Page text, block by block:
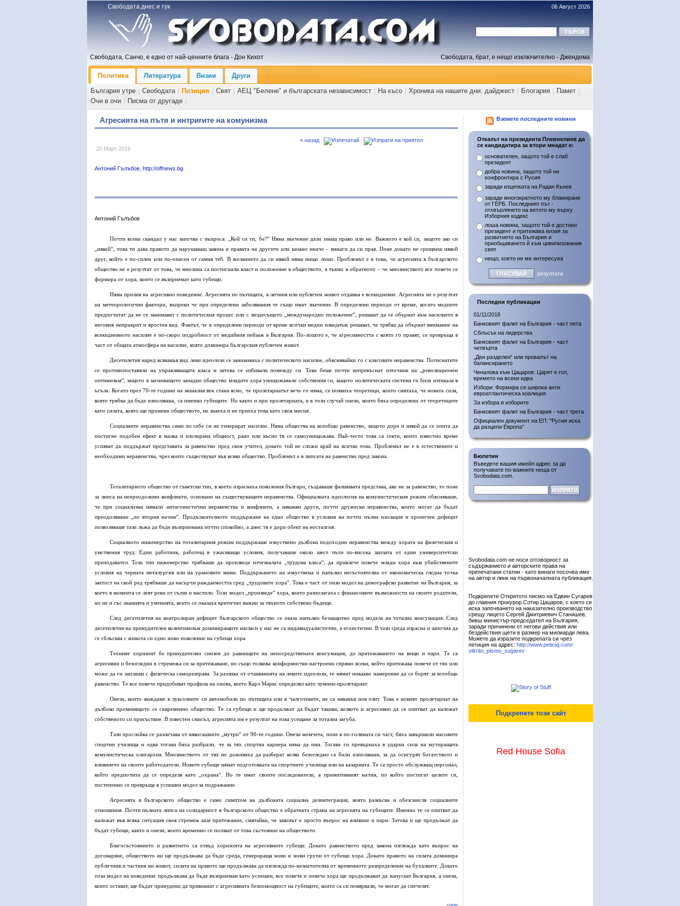
Свободата днес и тук 06 Август 2026
Свободата, Санчо, е едно от най-ценните блага - Дон Кихот Свободата, брат, е нещо изключително - Джендема
Политика Литература Визии
Други
България утре
Свободата Позиция Свят АЕЦ "Белене" и българската независимост На късо Хроника на нашите дни: дайджест Блогария Памет
Очи в очи
Писма от другаде
Агресията на пътя и интригите на комунизма
20 Март 2016
« назад
Антоний Гълъбов, http://offnews.bg
Антоний Гълъбов
Почти всеки скандал у нас започва с въпроса: „Кой си ти, бе?“ Няма значение дали имаш право или не. Важното е кой си, защото ако си
„някой“, това ти дава правото да нарушаваш закона и правата на другите или казано иначе – винаги да си прав. Поне докато не срещнеш някой
друг, който е по-силен или по-опасен от самия теб. В желанието да си някой няма нищо лошо. Проблемът е в това, че агресията в българското
общество не е резултат от това, че мнозина са постигнали власт и положение в обществото, а тъкмо в обратното – че мнозинството все повече се
формира от хора, които се възприемат като губещи.
Няма прилив на агресивно поведение. Агресията по пътищата, в личния или публичен живот отдавна е всекидневие. Агресията не е резултат
на метеорологични фактори, въпреки че при определени заболявания те също имат значение. В определени периоди от време, когато медиите
предпочитат да не се занимават с политическия процес или с вездесъщото „международно положение“, решават да се обърнат към насилието в
неговия неприкрит и яростен вид. Фактът, че в определени периоди от време всички медии изведнъж решават, че трябва да обърнат внимание на
всекидневното насилие е по-скоро подробност от медийния пейзаж в България. По-лошото е, че агресивността с която го правят, се превръща в
част от общата атмосфера на насилие, която доминира българския публичен живот.
Десетилетия наред всякакъв вид леви идеолози се занимаваха с политическото насилие, обяснявайки го с класовите неравенства. Потиснатите
се противопоставяли на управляващата класа и затова се избивали помежду си. Това беше почти непрекъснат източник на „революционен
оптимизъм“, защото в загниващото западно общество младите хора унищожавали собствения си, защото политическата система ги била изтикала в
ъгъла. Когато през 70-те години на миналия век стана ясно, че пролетариатът вече го няма, се появиха теоретици, които смятаха, че новата сила,
която трябва да бъде използвана, са именно губещите. Но както и при пролетариата, и в този случай онези, които бяха определени от теоретиците
като силата, която ще промени обществото, не знаеха и не приеха това като своя мисия.
Социалните неравенства сами по себе си не генерират насилие. Няма общества на всеобщо равенство, защото дори и някой да се опита да
постигне подобен ефект в малка и изолирана общност, рано или късно тя се самоунищожава. Най-често това са секти, които известно време
успяват да поддържат представата за равенство пред своя учител, докато той не сложи край на всичко това. Проблемът не е в естествените и
необходими неравенства, чрез които съществуват във всяко общество. Проблемът е в липсата на равенство пред закона.
Тоталитарното общество от съветски тип, в което израснаха поколения българи, създаваше фалшивата представа, ако не за равенство, то поне
за липса на непреодолими конфликти, основани на съществуващите неравенства. Официалната идеология на комунистическия режим обясняваше,
че при социализма нямало антагонистични неравенства и конфликти, а някакви други, почти дружески неравенства, които могат да бъдат
преодолявани „по втория начин“. Продължителното поддържане на едно общество в условия на почти пълна изолация и хроничен дефицит
позволяваше тази лъжа да бъде възприемана почти спокойно, а днес тя е дори обект на носталгия.
Социалното инженерство на тоталитарния режим поддържаше изкуствено дълбоки подоходни неравенства между хората на физическия и
умствения труд. Един работник, работещ в ужасяващи условия, получаваше около шест пъти по-висока заплата от един университетски
преподавател. Този тип инженерство трябваше да произведе изчезналата „трудова класа“, да привлече повече млади хора към убийствените
условия на черната металургия или на урановите мини. Поддържането на изкуствена и напълно несъстоятелна от икономическа гледна точка
заетост на свой ред трябваше да насърчи раждаемостта сред „трудовите хора“. Това е част от онзи модел на демографско развитие на България, за
което в момента се леят реки от сълзи и мастило. Този модел „произведе“ хора, които разполагаха с финансовите възможности на своите родители,
но не и със знанията и уменията, които се оказаха критично важни за тяхното собствено бъдеще.
След десетилетия на контролиран дефицит българското общество се оказа напълно беззащитно пред модела на тотална консумация. След
десетилетия на принудителен колективизъм доминиращите нагласи у нас не са индивидуалистични, а егоистични. В тази среда израсна и започна да
се сблъсква с живота си едно ново поколение на губещи хора.
Техният хоризонт бе принудително снизен до равнището на непосредствената консумация, до притежаването на вещи и пари. Те са
агресивни и безогледни в стремежа си за притежаване, но също толкова конформистки настроени спрямо всеки, който притежава повече от тях или
може да ги заплаши с физическа саморазправа. За разлика от очакванията на левите идеолози, те нямат никакво намерение да се борят за всеобщо
равенство. Те все повече придобиват профила на онова, което Карл Маркс определял като лумпен-пролетариат.
Онези, които виждаме в луксозните си автомобили по пътищата или в чалготеките, не са някакъв нов елит. Това е новият пролетариат на
дълбоко променящото се съвременно общество. Те са губещи и ще продължат да бъдат такива, колкото и агресивно да се опитват да наложат
собственото си присъствие. В известен смисъл, агресията им е резултат на това усещане за тотална загуба.
Тази прослойка се различава от някогашните „мутри“ от 90-те години. Онези момчета, поне в по-голямата си част, бяха завършили масовите
спортни училища и едва тогава бяха разбрали, че за тях спортна кариера няма да има. Тогава ги превърнаха в ударна сила на мутиращата
комунистическа олигархия. Мнозинството от тях не доживяха да разберат колко безогледно са били използвани, за да осигурят богатството и
влиянието на своите работодатели. Новите губещи нямат подготовката на спортните училища или на казармата. Те са просто обслужващ персонал,
който предпочита да се определя като „охрана“. Но те имат своите последователи, а примитивният начин, по който постигат целите си,
постепенно се превръща в успешен модел за подражание.
Агресията в българското общество е само симптом на дълбоката социална дезинтеграция, която разкъсва и обезсмисля социалните
отношения. Почти пълната липса на солидарност в българското общество е обратната страна на агресията на губещите. Именно те се опитват да
наложат във всяка ситуация своя стремеж към притежание, смятайки, че законът е просто въпрос на влияние и пари. Затова и ще продължат да
бъдат губещи, както и онези, които временно се ползват от това състояние на обществото.
Благосъстоянието и развитието са отвъд хоризонта на агресивните губещи. Докато равенството пред закона изглежда като въпрос на
договаряне, обществото ни ще продължава да бъде среда, генерираща нови и нови групи от губещи хора. Докато правото на силата доминира
публичния и частния ни живот, силата на правото ще продължава да изглежда по-незначителна от временното разпределение на бухалките. Докато
този модел на поведение продължава да бъде възприеман като успешен, все повече и повече хора ще продължават да напускат България, а онези,
които остават, ще бъдат принудени да привикнат с агресивната безпомощност на губещите, които са си повярвали, че могат да спечелят.
Вземете последните новини
Отказът на президента Плевнелиев да
се кандидатира за втори мнадат е:
основателен, защото той е слаб
президент
добра новина, защото той ни
конфронтира с Русия
заради изцепката на Радан Кънев
заради многократното му бламиране
от ГЕРБ. Последният път -
отхвърлянето на ветото му върху
Изборния кодекс
лоша новина, защото той е достоен
президент и притежава визия за
развитието на България и
приобщаването й към цивилизования
свят
нещо, което не ме интересува
резултати
Последни публикации
01/11/2016
Банковият фалит на България - част пета
Сблъсък на лидерства
Банковият фалит на България - част
четвърта
„Ден разделен“ или провалът на
балансирането
Ченалова към Цацаров: Царят е гол,
времето на всеки идва
Избори: Формира се широка анти
евроатлантическа коалиция
За избора в изборите
Банковият фалит на България - част трета
Официален документ на ЕП: "Русия иска
да разцепи Европа"
Бюлетин
Въведете вашия имейл адрес за да
получавате по-важните неща от
Svobodata.com.
Svobodata.com не носи отговорност за
съдържанието и авторските права на
препечатани статии - като винаги посочва име
на автор и линк на първоначалната публикация.
Подкрепете Откритото писмо на Едвин Сугарев
до главния прокурор Сотир Цацаров, с което се
иска започването на наказателно производство
срещу лицето Сергей Дмитриевич Станишев,
бивш министър-председател на България,
заради причинени от негови действия или
бездействия щети в размер на милиарди лева.
Можете да изразите подкрепата си чрез
петиция на адрес: http://www.peticiq.com/
otkrito_pismo_sugarev
Подкрепете този сайт
Red House Sofia